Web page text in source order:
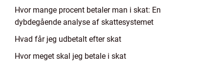
Hvor mange procent betaler man i skat: En
dybdegående analyse af skattesystemet
Hvad får jeg udbetalt efter skat
Hvor meget skal jeg betale i skat